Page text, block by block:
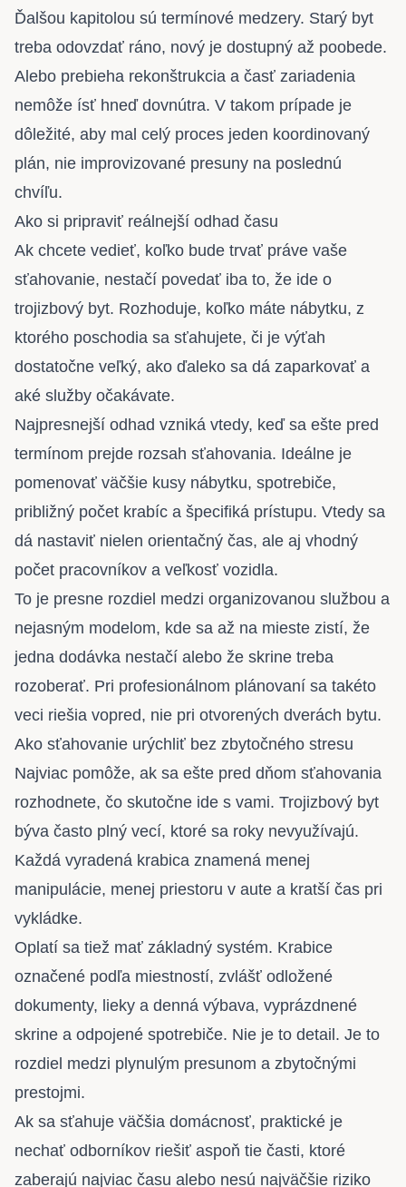
Ďalšou kapitolou sú termínové medzery. Starý byt
treba odovzdať ráno, nový je dostupný až poobede.
Alebo prebieha rekonštrukcia a časť zariadenia
nemôže ísť hneď dovnútra. V takom prípade je
dôležité, aby mal celý proces jeden koordinovaný
plán, nie improvizované presuny na poslednú
chvíľu.
Ako si pripraviť reálnejší odhad času
Ak chcete vedieť, koľko bude trvať práve vaše
sťahovanie, nestačí povedať iba to, že ide o
trojizbový byt. Rozhoduje, koľko máte nábytku, z
ktorého poschodia sa sťahujete, či je výťah
dostatočne veľký, ako ďaleko sa dá zaparkovať a
aké služby očakávate.
Najpresnejší odhad vzniká vtedy, keď sa ešte pred
termínom prejde rozsah sťahovania. Ideálne je
pomenovať väčšie kusy nábytku, spotrebiče,
približný počet krabíc a špecifiká prístupu. Vtedy sa
dá nastaviť nielen orientačný čas, ale aj vhodný
počet pracovníkov a veľkosť vozidla.
To je presne rozdiel medzi organizovanou službou a
nejasným modelom, kde sa až na mieste zistí, že
jedna dodávka nestačí alebo že skrine treba
rozoberať. Pri profesionálnom plánovaní sa takéto
veci riešia vopred, nie pri otvorených dverách bytu.
Ako sťahovanie urýchliť bez zbytočného stresu
Najviac pomôže, ak sa ešte pred dňom sťahovania
rozhodnete, čo skutočne ide s vami. Trojizbový byt
býva často plný vecí, ktoré sa roky nevyužívajú.
Každá vyradená krabica znamená menej
manipulácie, menej priestoru v aute a kratší čas pri
vykládke.
Oplatí sa tiež mať základný systém. Krabice
označené podľa miestností, zvlášť odložené
dokumenty, lieky a denná výbava, vyprázdnené
skrine a odpojené spotrebiče. Nie je to detail. Je to
rozdiel medzi plynulým presunom a zbytočnými
prestojmi.
Ak sa sťahuje väčšia domácnosť, praktické je
nechať odborníkov riešiť aspoň tie časti, ktoré
zaberajú najviac času alebo nesú najväčšie riziko